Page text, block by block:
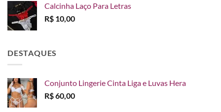
Calcinha Laço Para Letras
R$ 10,00
DESTAQUES
Conjunto Lingerie Cinta Liga e Luvas Hera
R$60,00